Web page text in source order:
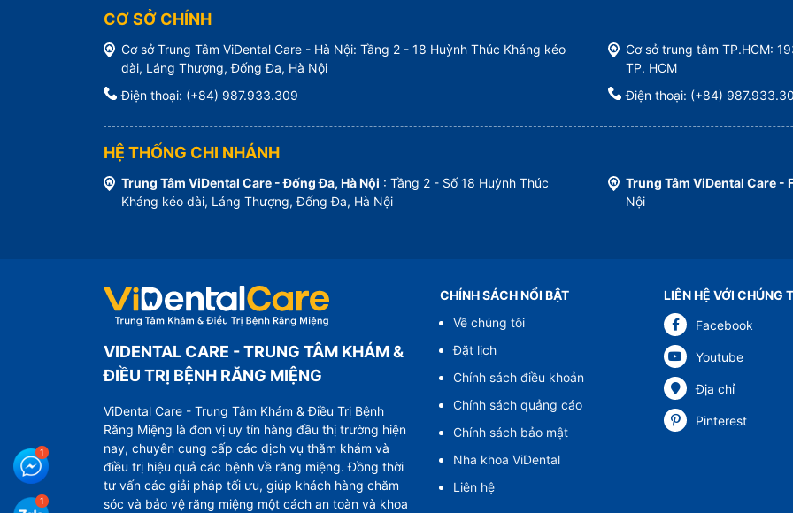
CƠ SỞ CHÍNH
Cơ sở Trung Tâm ViDental Care - Hà Nội: Tầng 2 - 18 Huỳnh Thúc Kháng kéo
dài, Láng Thượng, Đống Đa, Hà Nội
Điện thoại: (+84) 987.933.309
Cơ sở trung tâm TP.HCM:
TP. HCM
Điện thoại: (+84)
HỆ THỐNG CHI NHÁNH
Trung Tâm ViDental Care - Đống Đa, Hà Nội : Tầng 2 - Số 18 Huỳnh Thúc
Kháng kéo dài, Láng Thượng, Đống Đa, Hà Nội
Trung Tâm ViDental Care -
Nội
VIDENTAL CARE - TRUNG TÂM KHÁM &
ĐIỀU TRỊ BỆNH RĂNG MIỆNG
ViDental Care - Trung Tâm Khám & Điều Trị Bệnh
Răng Miệng là đơn vị uy tín hàng đầu thị trường hiện
nay, chuyên cung cấp các dịch vụ thăm khám và
điều trị hiệu quả các bệnh về răng miệng. Đồng thời
tư vấn các giải pháp tối ưu, giúp khách hàng chăm
sóc và bảo vệ răng miệng một cách an toàn và khoa
CHÍNH SÁCH NỔI BẬT
Về chúng tôi
Đặt lịch
Chính sách điều khoản
Chính sách quảng cáo
Chính sách bảo mật
Nha khoa ViDental
Liên hệ
LIÊN HỆ VỚI CHÚNG
Facebook
Youtube
Địa chỉ
Pinterest